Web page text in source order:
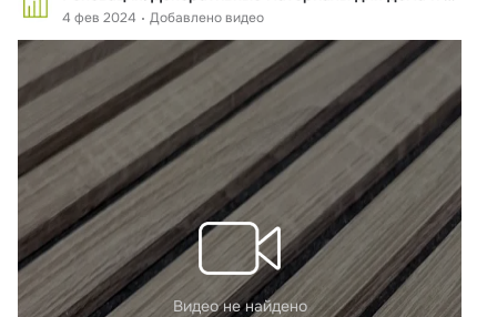
4 фев 2024 Добавлено видео
Видео не найдено